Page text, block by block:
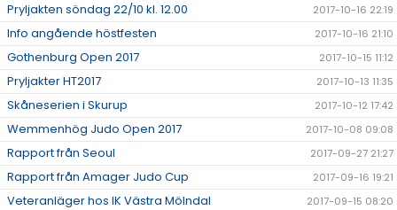
Pryljakten söndag 22/10 kl. 12.00 2017-10-16 22:19
Info angående höstfesten 2017-10-16 21:10
Gothenburg Open 2017 2017-10-15 11:12
Pryljakter HT2017 2017-10-13 11:35
Skåneserien i Skurup 2017-10-12 17:42
Wemmenhög Judo Open 2017 2017-10-08 09:08
Rapport från Seoul 2017-09-27 21:27
Rapport från Amager Judo Cup 2017-09-16 19:21
Veteranläger hos IK Västra Mölndal 2017-09-15 08:20